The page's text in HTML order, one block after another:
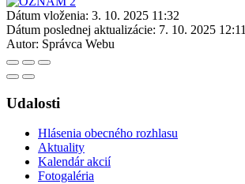
Dátum vloženia: 3. 10. 2025 11:32
Dátum poslednej aktualizácie: 7. 10. 2025 12:11
Autor: Správca Webu
Udalosti
Hlásenia obecného rozhlasu
Aktuality
Kalendár akcií
Fotogaléria